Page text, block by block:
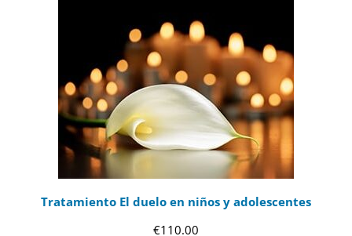
Tratamiento El duelo en niños y adolescentes
€110.00